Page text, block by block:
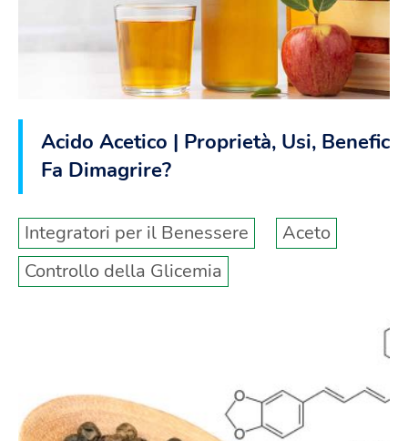
Acido Acetico | Proprietà, Usi, Benefici |
Fa Dimagrire?
Integratori per il Benessere
Aceto
Controllo della Glicemia